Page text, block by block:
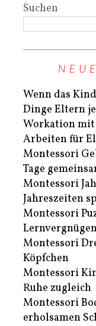
Suchen
Wenn das
Dinge Eltern
Workation mit
Arbeiten für
Montessori
Tage
Montessori
Jahreszeiten
Montessori
Montessori
Köpfchen
Montessori
Ruhe zugleich
Montessori
erholsamen